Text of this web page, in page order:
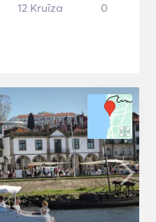
12 Kruīza 0